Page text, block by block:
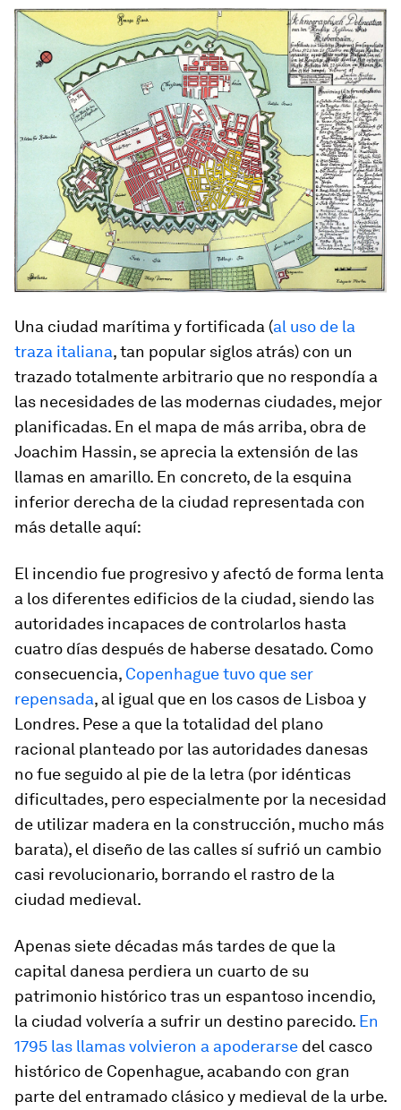
Una ciudad marítima y fortificada (al uso de la
traza italiana, tan popular siglos atrás) con un
trazado totalmente arbitrario que no respondía a
las necesidades de las modernas ciudades, mejor
planificadas. En el mapa de más arriba, obra de
Joachim Hassin, se aprecia la extensión de las
llamas en amarillo. En concreto, de la esquina
inferior derecha de la ciudad representada con
más detalle aquí:
El incendio fue progresivo y afectó de forma lenta
a los diferentes edificios de la ciudad, siendo las
autoridades incapaces de controlarlos hasta
cuatro días después de haberse desatado. Como
consecuencia, Copenhague tuvo que ser
repensada, al igual que en los casos de Lisboa y
Londres. Pese a que la totalidad del plano
racional planteado por las autoridades danesas
no fue seguido al pie de la letra (por idénticas
dificultades, pero especialmente por la necesidad
de utilizar madera en la construcción, mucho más
barata), el diseño de las calles sí sufrió un cambio
casi revolucionario, borrando el rastro de la
ciudad medieval.
Apenas siete décadas más tardes de que la
capital danesa perdiera un cuarto de su
patrimonio histórico tras un espantoso incendio,
la ciudad volvería a sufrir un destino parecido. En
1795 las llamas volvieron a apoderarse del casco
histórico de Copenhague, acabando con gran
parte del entramado clásico y medieval de la urbe.